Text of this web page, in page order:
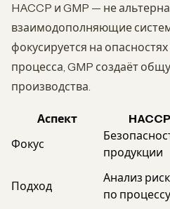
HACCP и GMP — не
взаимодополняющие
фокусируется на
процесса, GMP создаёт
производства.
Аспект HACCP
Фокус
продукции
Подход
Анализ
по процессу